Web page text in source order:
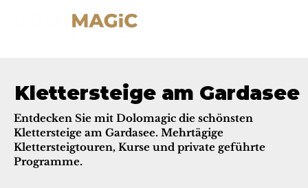
Klettersteige am Gardasee
Entdecken Sie mit Dolomagic die schönsten
Klettersteige am Gardasee. Mehrtägige
Klettersteigtouren, Kurse und private geführte
Programme.